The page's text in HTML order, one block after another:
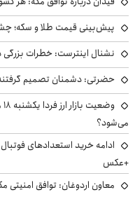
پیش‌بینی قیمت طلا و سکه؛
نشنال اینترست: خطرات بزرگی
حضرتی: دشمنان تصمیم گرفتند
می‌شود؟
ادامه خرید استعدادهای
+عکس
معاون اردوغان: توافق امنیتی